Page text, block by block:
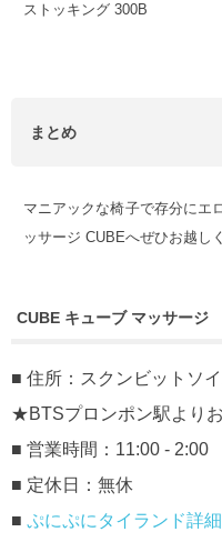
ストッキング 300B
まとめ
マニアックな椅子で存分にエ
ッサージ CUBEへぜひお越し
CUBE キューブ マッサージ
■ 住所：スクンビットソ
★BTSプロンポン駅より
■ 営業時間：11:00 - 2:00
■ 定休日：無休
■ ぷにぷにタイランド詳